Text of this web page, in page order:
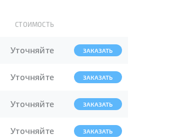
СТОИМОСТЬ
Уточняйте ЗАКАЗАТЬ
Уточняйте ЗАКАЗАТЬ
Уточняйте ЗАКАЗАТЬ
Уточняйте ЗАКАЗАТЬ